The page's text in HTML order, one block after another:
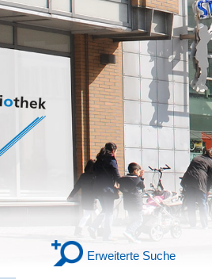
Erweiterte Suche